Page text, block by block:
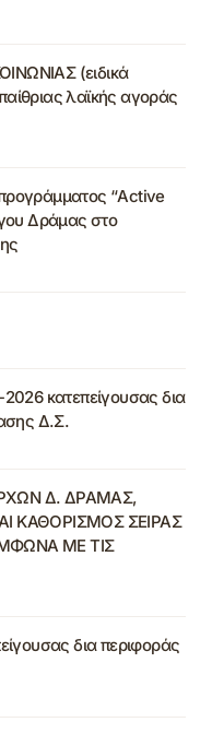
(ειδικά
λαϊκής αγοράς
“Active
Δράμας στο
κατεπείγουσας δια
Δ.Σ.
Δ. ΔΡΑΜΑΣ,
ΚΑΘΟΡΙΣΜΟΣ ΣΕΙΡΑΣ
ΜΕ ΤΙΣ
δια περιφοράς